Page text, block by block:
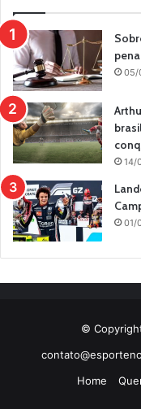
05/
14/
01/
©
Home